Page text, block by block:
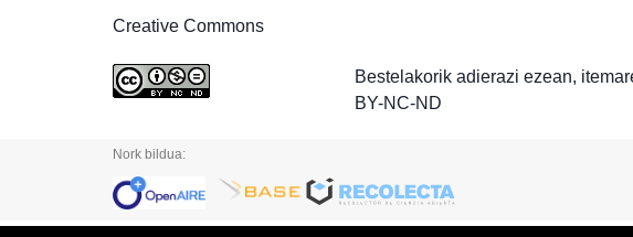
Creative Commons
Bestelakorik adierazi ezean,
BY-NC-ND
Nork bildua: